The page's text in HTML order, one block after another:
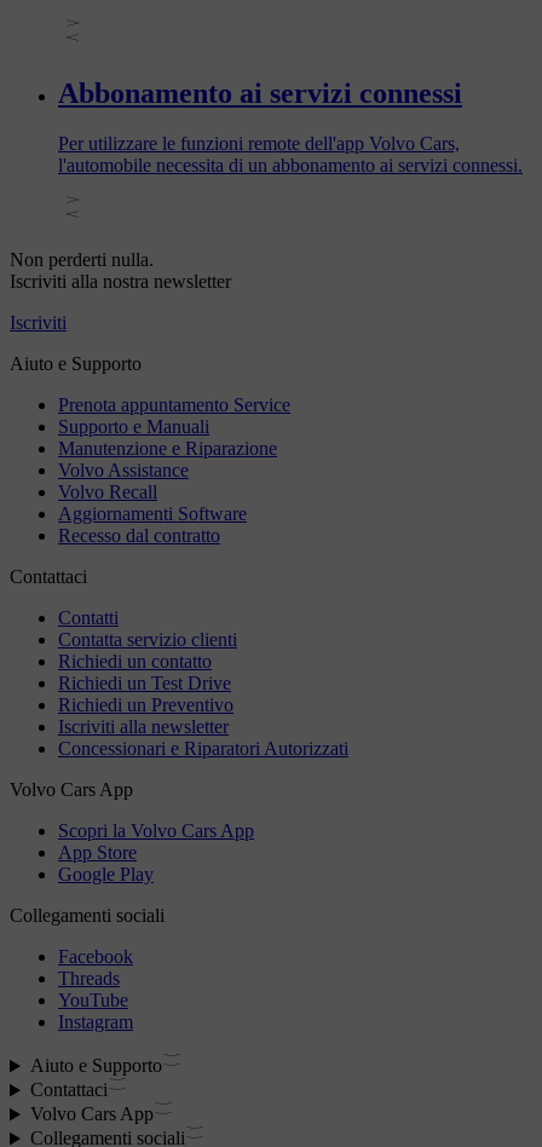
Abbonamento ai servizi connessi
Per utilizzare le funzioni remote dell'app Volvo Cars,
l'automobile necessita di un abbonamento ai servizi connessi.